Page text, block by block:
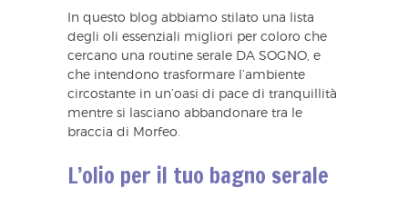
In questo blog abbiamo stilato una lista
degli oli essenziali migliori per coloro che
cercano una routine serale DA SOGNO, e
che intendono trasformare l’ambiente
circostante in un’oasi di pace di tranquillità
mentre si lasciano abbandonare tra le
braccia di Morfeo.
L’olio per il tuo bagno serale